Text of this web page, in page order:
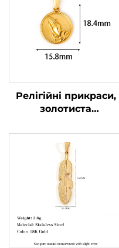
Релігійні прикраси,
золотиста
молящими руками у
колі, чоловіча
брелок-підвіска